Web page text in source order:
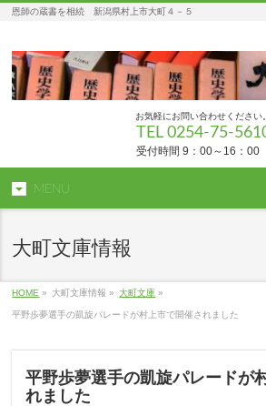
恩師の蔵書を相続 新潟県村上市大町４－５
お気軽にお問い合わせください。
TEL 0254-75-
受付時間 9：00～16：00
MENU
大町文庫情報
HOME » 大町文庫情報 » 大町文庫 »
平野歩夢選手の凱旋パレードが村上市で開催されました
平野歩夢選手の凱旋パレードが
れました